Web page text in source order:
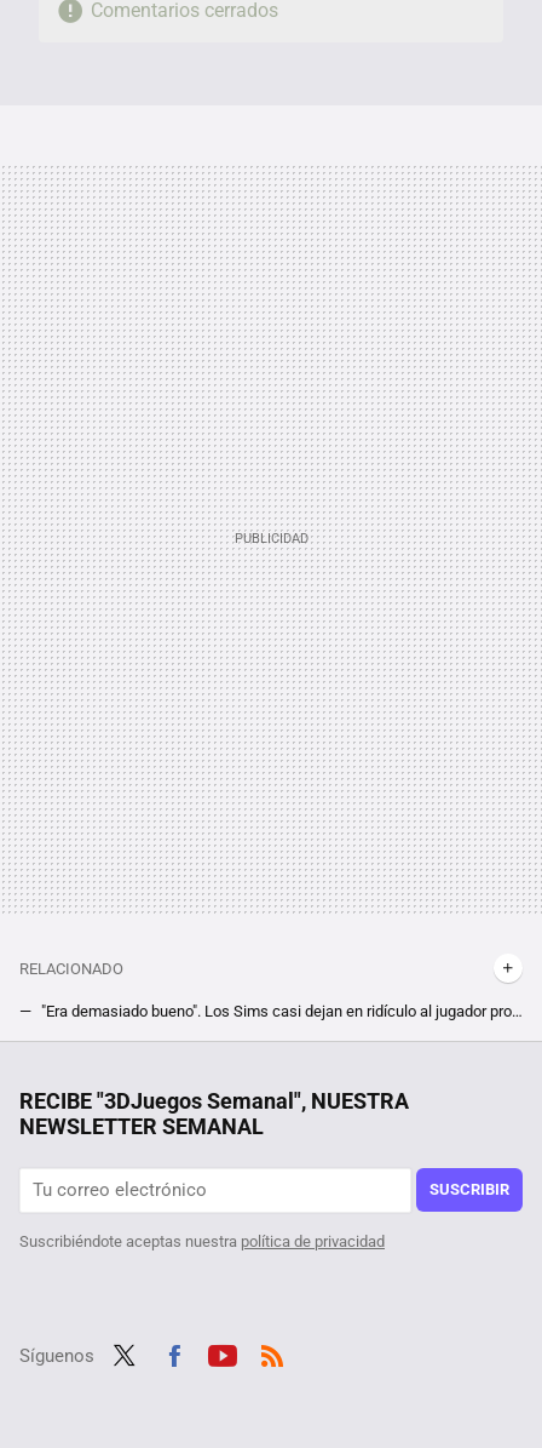
Comentarios cerrados
RELACIONADO
"Era demasiado bueno". Los Sims casi dejan en ridículo al jugador promedio, y por eso acabaron siendo tan caóticos
RECIBE "3DJuegos Semanal", NUESTRA
NEWSLETTER SEMANAL
SUSCRIBIR
Suscribiéndote aceptas nuestra política de privacidad
Síguenos